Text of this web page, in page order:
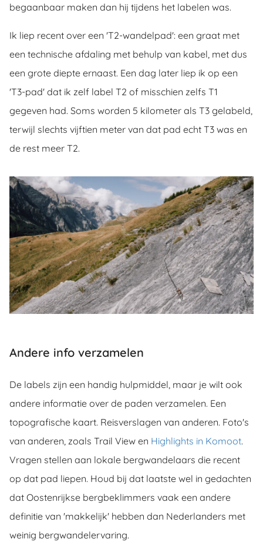
begaanbaar maken dan hij tijdens het labelen was.
Ik liep recent over een 'T2-wandelpad': een graat met
een technische afdaling met behulp van kabel, met dus
een grote diepte ernaast. Een dag later liep ik op een
'T3-pad' dat ik zelf label T2 of misschien zelfs T1
gegeven had. Soms worden 5 kilometer als T3 gelabeld,
terwijl slechts vijftien meter van dat pad echt T3 was en
de rest meer T2.
Andere info verzamelen
De labels zijn een handig hulpmiddel, maar je wilt ook
andere informatie over de paden verzamelen. Een
topografische kaart. Reisverslagen van anderen. Foto's
van anderen, zoals Trail View en Highlights in Komoot.
Vragen stellen aan lokale bergwandelaars die recent
op dat pad liepen. Houd bij dat laatste wel in gedachten
dat Oostenrijkse bergbeklimmers vaak een andere
definitie van 'makkelijk' hebben dan Nederlanders met
weinig bergwandelervaring.